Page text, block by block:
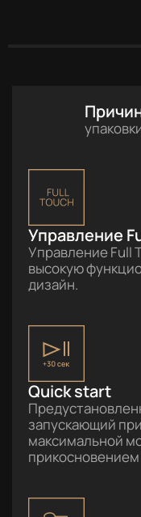
Управление
Управление Full
высокую
дизайн.
Quick start
запускающий
максимальной
прикосновением